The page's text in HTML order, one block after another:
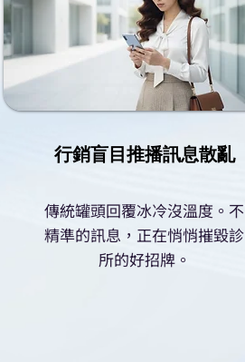
行銷盲目推播訊息散亂
傳統罐頭回覆冰冷沒溫度。不
精準的訊息，正在悄悄摧毀診
所的好招牌。